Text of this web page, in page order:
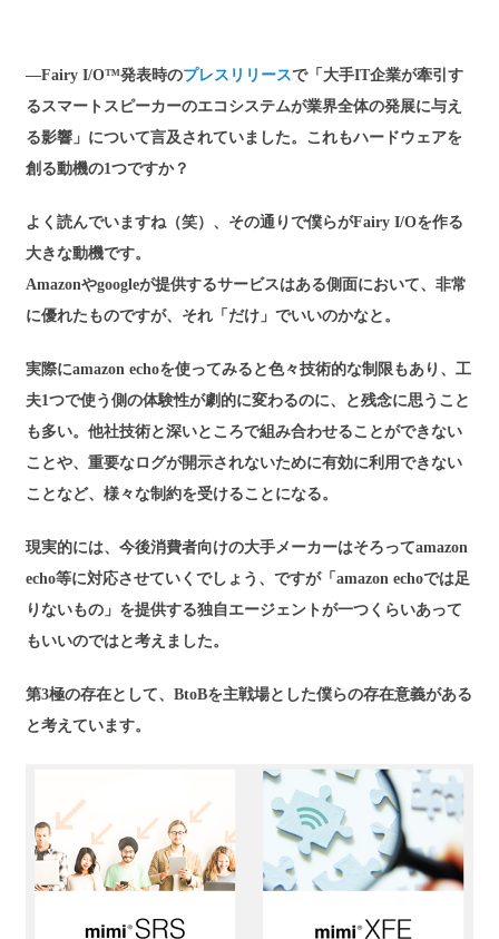
―Fairy I/O™発表時のプレスリリースで「大手IT企業が牽引す
るスマートスピーカーのエコシステムが業界全体の発展に与え
る影響」について言及されていました。これもハードウェアを
創る動機の1つですか？
よく読んでいますね（笑）、その通りで僕らがFairy I/Oを作る
大きな動機です。
Amazonやgoogleが提供するサービスはある側面において、非常
に優れたものですが、それ「だけ」でいいのかなと。
実際にamazon echoを使ってみると色々技術的な制限もあり、工
夫1つで使う側の体験性が劇的に変わるのに、と残念に思うこと
も多い。他社技術と深いところで組み合わせることができない
ことや、重要なログが開示されないために有効に利用できない
ことなど、様々な制約を受けることになる。
現実的には、今後消費者向けの大手メーカーはそろってamazon
echo等に対応させていくでしょう、ですが「amazon echoでは足
りないもの」を提供する独自エージェントが一つくらいあって
もいいのではと考えました。
第3極の存在として、BtoBを主戦場とした僕らの存在意義がある
と考えています。